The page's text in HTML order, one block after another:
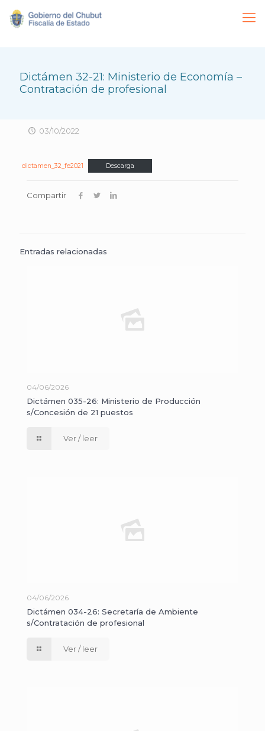
Dictámen 32-21: Ministerio de Economía –
Contratación de profesional
03/10/2022
dictamen_32_fe2021 Descarga
Compartir
Entradas relacionadas
04/06/2026
Dictámen 035-26: Ministerio de Producción
s/Concesión de 21 puestos
Ver / leer
04/06/2026
Dictámen 034-26: Secretaría de Ambiente
s/Contratación de profesional
Ver / leer